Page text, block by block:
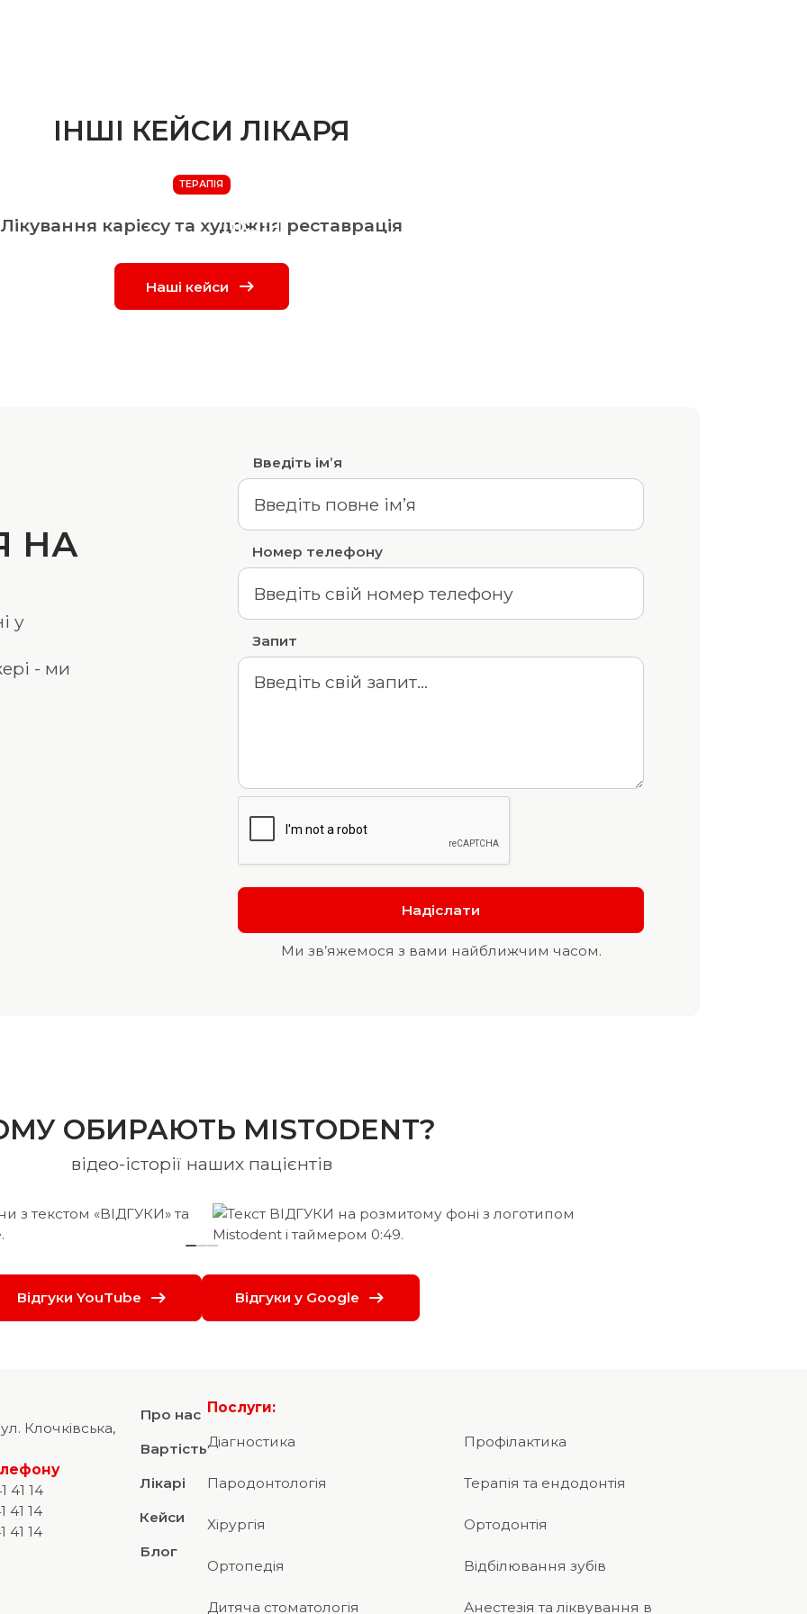
ІНШІ КЕЙСИ ЛІКАРЯ
ТЕРАПІЯ
ПІСЛЯ
Лікування карієсу та художня реставрація
Наші кейси
НА
у
- ми
Введіть ім’я
Номер телефону
Запит
Ми зв’яжемося з вами найближчим часом.
ОБИРАЮТЬ MISTODENT?
відео-історії наших пацієнтів
Відгуки YouTube Відгуки у Google
Клочківська,
41 14
41 14
41 14
Про нас
Вартість
Лікарі
Кейси
Блог
Послуги:
Діагностика Профілактика
Пародонтологія Терапія та ендодонтія
Хірургія Ортодонтія
Ортопедія Відбілювання зубів
Дитяча стоматологія Анестезія та ліквування в